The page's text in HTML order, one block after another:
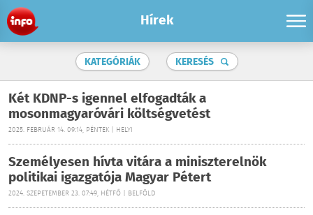
Hírek
KATEGÓRIÁK KERESÉS
Két KDNP-s igennel elfogadták a
mosonmagyaróvári költségvetést
2025. FEBRUÁR 14. 09:14, PÉNTEK | HELYI
Személyesen hívta vitára a miniszterelnök
politikai igazgatója Magyar Pétert
2024. SZEPETEMBER 23. 07:49, HÉTFŐ | BELFÖLD